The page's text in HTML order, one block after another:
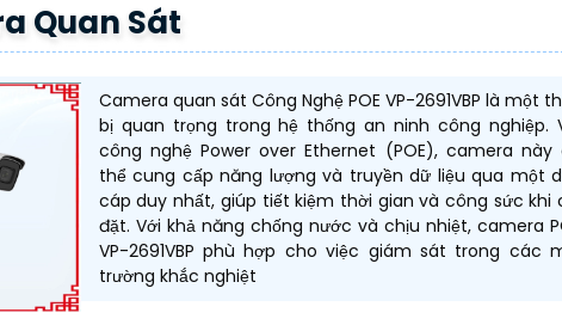
Quan Sát
Camera quan sát Công Nghệ POE VP-2691VBP là một
bị quan trọng trong hệ thống an ninh công nghiệp.
công nghệ Power over Ethernet (POE), camera này
thể cung cấp năng lượng và truyền dữ liệu qua một
cáp duy nhất, giúp tiết kiệm thời gian và công sức khi
đặt. Với khả năng chống nước và chịu nhiệt, camera
VP-2691VBP phù hợp cho việc giám sát trong các
trường khắc nghiệt